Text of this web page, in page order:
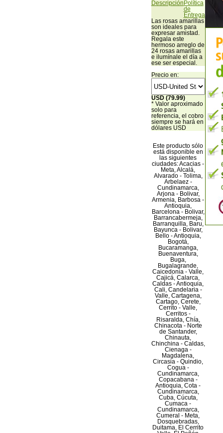
Descripción Política
de
Entrega
Las rosas amarillas
son ideales para
expresar amistad.
Regala este
hermoso arreglo de
24 rosas amarillas
e ilumínale el día a
ese ser especial.
Precio en:
USD (79.99)
* Valor aproximado
solo para
referencia, el cobro
siempre se hará en
dólares USD
Este producto sólo
está disponible en
las siguientes
ciudades: Acacias -
Meta, Alcalá,
Alvarado - Tolima,
Arbelaez -
Cundinamarca,
Arjona - Bolivar,
Armenia, Barbosa -
Antioquia,
Barcelona - Bolivar,
Barrancabermeja,
Barranquilla, Baru,
Bayunca - Bolivar,
Bello - Antioquia,
Bogotá,
Bucaramanga,
Buenaventura,
Buga,
Bugalagrande,
Caicedonia - Valle,
Cajicá, Calarca,
Caldas - Antioquia,
Cali, Candelaria -
Valle, Cartagena,
Cartago, Cerete,
Cerrito - Valle,
Cerritos -
Risaralda, Chía,
Chinacota - Norte
de Santander,
Chinauta,
Chinchina - Caldas,
Cienaga -
Magdalena,
Circasia - Quindio,
Cogua -
Cundinamarca,
Copacabana -
Antioquia, Cota -
Cundinamarca,
Cuba, Cúcuta,
Cumaca -
Cundinamarca,
Cumeral - Meta,
Dosquebradas,
Duitama, El Cerrito